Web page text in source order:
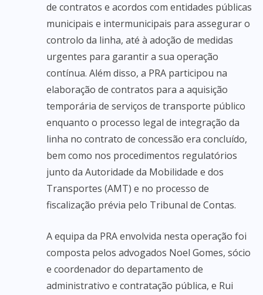
de contratos e acordos com entidades públicas
municipais e intermunicipais para assegurar o
controlo da linha, até à adoção de medidas
urgentes para garantir a sua operação
contínua. Além disso, a PRA participou na
elaboração de contratos para a aquisição
temporária de serviços de transporte público
enquanto o processo legal de integração da
linha no contrato de concessão era concluído,
bem como nos procedimentos regulatórios
junto da Autoridade da Mobilidade e dos
Transportes (AMT) e no processo de
fiscalização prévia pelo Tribunal de Contas.
A equipa da PRA envolvida nesta operação foi
composta pelos advogados Noel Gomes, sócio
e coordenador do departamento de
administrativo e contratação pública, e Rui